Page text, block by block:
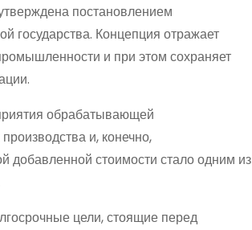
постановлением
государства. Концепция отражает
и при этом сохраняет
обрабатывающей
и, конечно,
добавленной стоимости стало одним из
цели, стоящие перед